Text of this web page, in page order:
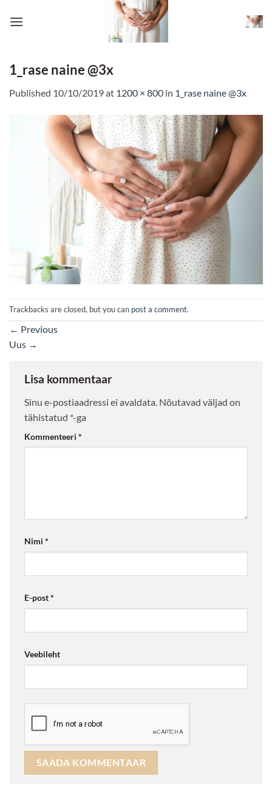
1_rase naine @3x
Published 10/10/2019at 1200 × 800 in 1_rase naine @3x
Trackbacks are closed, but you can post a comment.
← Previous
Uus →
Lisa kommentaar
Sinu e-postiaadressi ei avaldata. Nõutavad väljad on
tähistatud *-ga
Kommenteeri *
Nimi *
E-post*
Veebileht